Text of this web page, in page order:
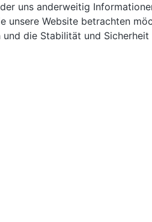
uns anderweitig
unsere Website betrachten
die Stabilität und